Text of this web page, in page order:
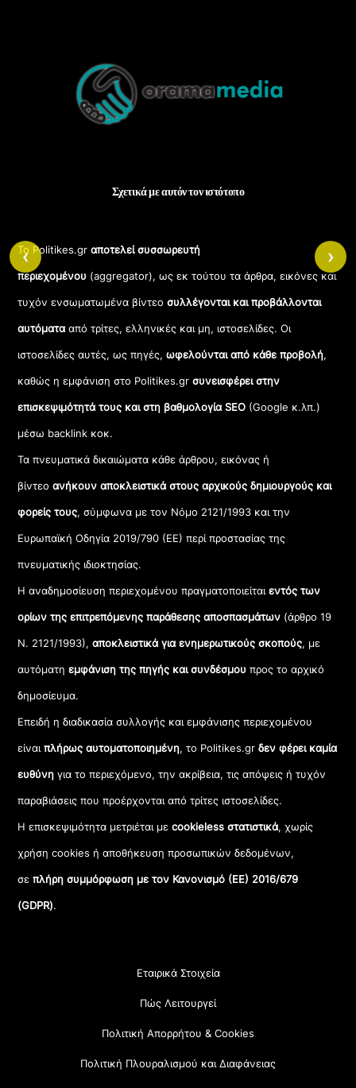
Top
Σχετικά με αυτόν τον ιστότοπο
Το Politikes.grαποτελεί συσσωρευτή
περιεχομένου (aggregator), ως εκ τούτου τα άρθρα, εικόνες και
τυχόν ενσωματωμένα βίντεοσυλλέγονται και προβάλλονται
αυτόματααπό τρίτες, ελληνικές και μη, ιστοσελίδες. Οι
ιστοσελίδες αυτές, ως πηγές,ωφελούνται από κάθε προβολή,
καθώς η εμφάνιση στο Politikes.gr συνεισφέρει στην
επισκεψιμότητά τους και στη βαθμολογία SEO (Google κ.λπ.)
μέσω backlink κοκ.
Τα πνευματικά δικαιώματα κάθε άρθρου, εικόνας ή
βίντεοανήκουν αποκλειστικά στους αρχικούς δημιουργούς και
φορείς τους, σύμφωνα με τον Νόμο 2121/1993 και την
Ευρωπαϊκή Οδηγία 2019/790 (ΕΕ) περί προστασίας της
πνευματικής ιδιοκτησίας.
Η αναδημοσίευση περιεχομένου πραγματοποιείταιεντός των
ορίων της επιτρεπόμενης παράθεσης αποσπασμάτων (άρθρο 19
Ν. 2121/1993), αποκλειστικά για ενημερωτικούς σκοπούς, με
αυτόματηεμφάνιση της πηγής και συνδέσμου προς το αρχικό
δημοσίευμα.
Επειδή η διαδικασία συλλογής και εμφάνισης περιεχομένου
είναιπλήρως αυτοματοποιημένη, το Politikes.grδεν φέρει καμία
ευθύνη για το περιεχόμενο, την ακρίβεια, τις απόψεις ή τυχόν
παραβιάσεις που προέρχονται από τρίτες ιστοσελίδες.
Η επισκεψιμότητα μετριέται μεcookieless στατιστικά, χωρίς
χρήση cookies ή αποθήκευση προσωπικών δεδομένων,
σεπλήρη συμμόρφωση με τον Κανονισμό (ΕΕ) 2016/679
(GDPR).
Εταιρικά Στοιχεία
Πώς Λειτουργεί
Πολιτική Απορρήτου & Cookies
Πολιτική Πλουραλισμού και Διαφάνειας
‹ ›